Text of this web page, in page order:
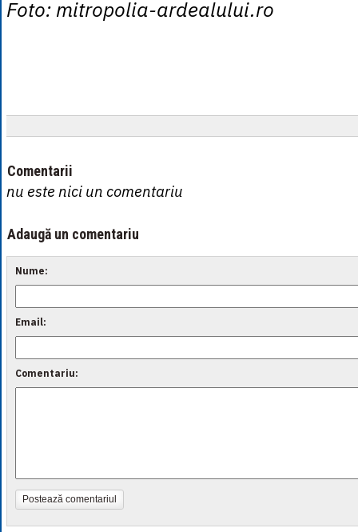
Foto: mitropolia-ardealului.ro
Comentarii
nu este nici un comentariu
Adaugă un comentariu
Nume:
Email:
Comentariu:
Postează comentariul